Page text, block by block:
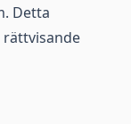
Detta